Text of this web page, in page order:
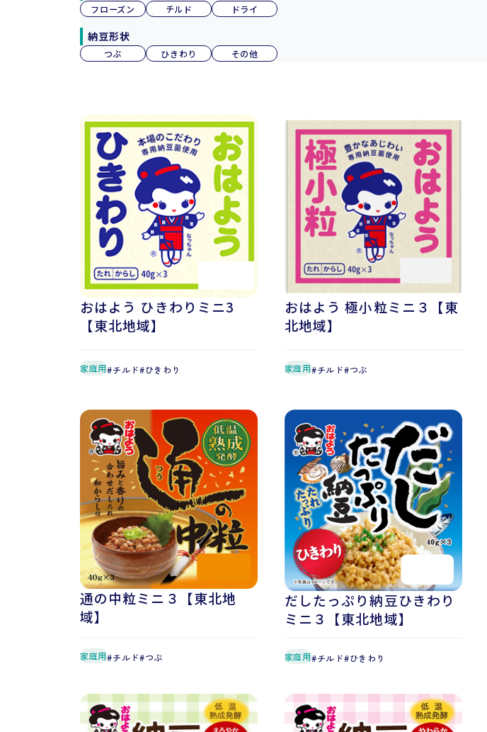
フローズン チルド ドライ
納豆形状
つぶ ひきわり その他
おはよう ひきわりミニ3
【東北地域】
家庭用 チルド ひきわり
おはよう 極小粒ミニ３【東
北地域】
家庭用 チルド つぶ
通の中粒ミニ３【東北地
域】
家庭用 チルド つぶ
だしたっぷり納豆ひきわり
ミニ３【東北地域】
家庭用 チルド ひきわり